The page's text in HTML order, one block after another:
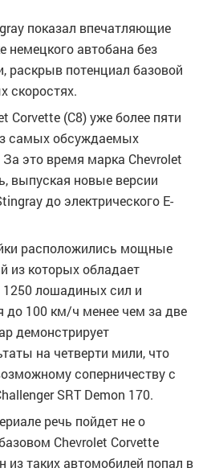
показал впечатляющие
немецкого автобана без
раскрыв потенциал базовой
скоростях.
Corvette (C8) уже более пяти
самых обсуждаемых
это время марка Chevrolet
выпуская новые версии
до электрического E-
расположились мощные
из которых обладает
лошадиных сил и
до 100 км/ч менее чем за две
демонстрирует
на четверти мили, что
соперничеству с
SRT Demon 170.
речь пойдет не о
Chevrolet Corvette
из таких автомобилей попал в